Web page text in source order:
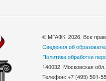
© МГАФК, 2026. Все
Сведения об
Политика обработки
140032, Московская
Телефон: +7 (495)